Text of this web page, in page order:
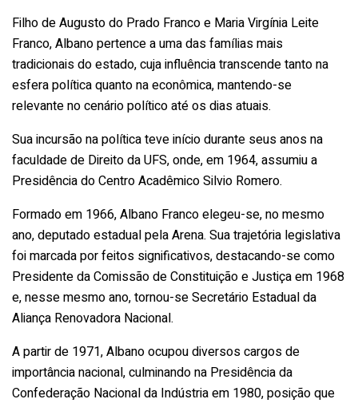
Filho de Augusto do Prado Franco e Maria Virgínia Leite
Franco, Albano pertence a uma das famílias mais
tradicionais do estado, cuja influência transcende tanto na
esfera política quanto na econômica, mantendo-se
relevante no cenário político até os dias atuais.
Sua incursão na política teve início durante seus anos na
faculdade de Direito da UFS, onde, em 1964, assumiu a
Presidência do Centro Acadêmico Silvio Romero.
Formado em 1966, Albano Franco elegeu-se, no mesmo
ano, deputado estadual pela Arena. Sua trajetória legislativa
foi marcada por feitos significativos, destacando-se como
Presidente da Comissão de Constituição e Justiça em 1968
e, nesse mesmo ano, tornou-se Secretário Estadual da
Aliança Renovadora Nacional.
A partir de 1971, Albano ocupou diversos cargos de
importância nacional, culminando na Presidência da
Confederação Nacional da Indústria em 1980, posição que